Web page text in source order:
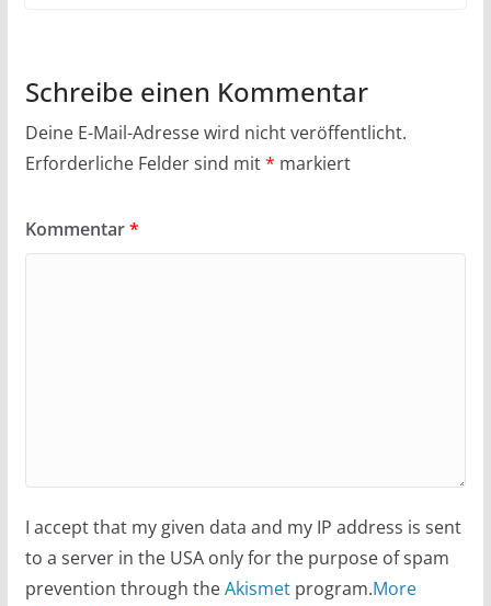
Schreibe einen Kommentar
Deine E-Mail-Adresse wird nicht veröffentlicht.
Erforderliche Felder sind mit* markiert
Kommentar*
I accept that my given data and my IP address is sent
to a server in the USA only for the purpose of spam
prevention through theAkismetprogram.More